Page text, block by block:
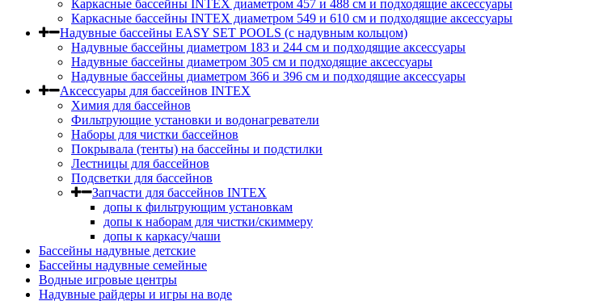
Каркасные бассейны INTEX диаметром 457 и 488 cм и подходящие аксессуары
Каркасные бассейны INTEX диаметром 549 и 610 см и подходящие аксессуары
Надувные бассейны EASY SET POOLS (с надувным кольцом)
Надувные бассейны диаметром 183 и 244 см и подходящие аксессуары
Надувные бассейны диаметром 305 см и подходящие аксессуары
Надувные бассейны диаметром 366 и 396 см и подходящие аксессуары
Аксессуары для бассейнов INTEX
Химия для бассейнов
Фильтрующие установки и водонагреватели
Наборы для чистки бассейнов
Покрывала (тенты) на бассейны и подстилки
Лестницы для бассейнов
Подсветки для бассейнов
Запчасти для бассейнов INTEX
допы к фильтрующим установкам
допы к наборам для чистки/скиммеру
допы к каркасу/чаши
Бассейны надувные детские
Бассейны надувные семейные
Водные игровые центры
Надувные райдеры и игры на воде